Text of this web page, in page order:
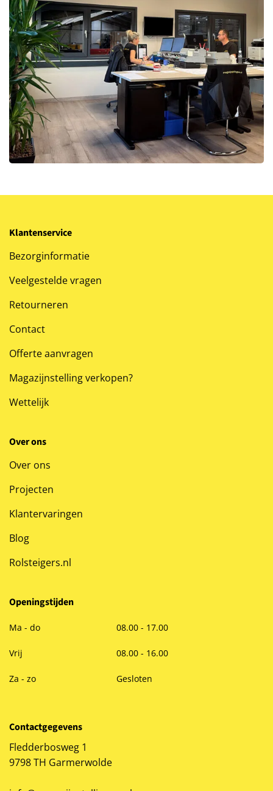
Klantenservice
Bezorginformatie
Veelgestelde vragen
Retourneren
Contact
Offerte aanvragen
Magazijnstelling verkopen?
Wettelijk
Over ons
Over ons
Projecten
Klantervaringen
Blog
Rolsteigers.nl
Openingstijden
Ma - do 08.00 - 17.00
Vrij 08.00 - 16.00
Za - zo Gesloten
Contactgegevens
Fledderbosweg 1
9798 TH Garmerwolde